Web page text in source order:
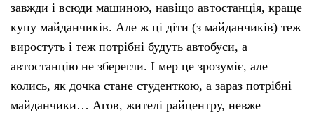
завжди і всюди машиною, навіщо автостанція, краще
купу майданчиків. Але ж ці діти (з майданчиків) теж
виростуть і теж потрібні будуть автобуси, а
автостанцію не зберегли. І мер це зрозуміє, але
колись, як дочка стане студенткою, а зараз потрібні
майданчики… Агов, жителі райцентру, невже